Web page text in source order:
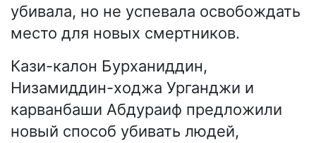
убивала, но не успевала освобождать
место для новых смертников.
Кази-калон Бурханиддин,
Низамиддин-ходжа Урганджи и
карванбаши Абдураиф предложили
новый способ убивать людей,